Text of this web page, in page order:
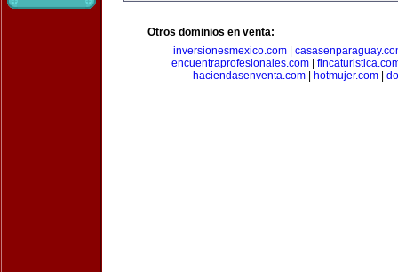
Otros dominios en venta:
inversionesmexico.com
encuentraprofesionales.com
haciendasenventa.com| hotmujer.com|